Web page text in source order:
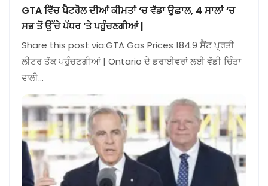
GTA ਵਿੱਚ ਪੈਟਰੋਲ ਦੀਆਂ ਕੀਮਤਾਂ ‘ਚ ਵੱਡਾ ਉਛਾਲ, 4 ਸਾਲਾਂ ‘ਚ
ਸਭ ਤੋਂ ਉੱਚੇ ਪੱਧਰ ‘ਤੇ ਪਹੁੰਚਣਗੀਆਂ |
Share this post via:GTA Gas Prices 184.9 ਸੈਂਟ ਪ੍ਰਤੀ
ਲੀਟਰ ਤੱਕ ਪਹੁੰਚਣਗੀਆਂ | Ontario ਦੇ ਡਰਾਈਵਰਾਂ ਲਈ ਵੱਡੀ ਚਿੰਤਾ
ਵਾਲੀ…